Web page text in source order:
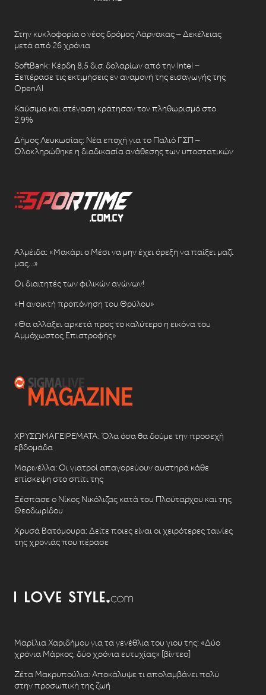
Στην κυκλοφορία ο νέος δρόμος Λάρνακας – Δεκέλειας
μετά από 26 χρόνια
SoftBank: Κέρδη 8,5 δισ. δολαρίων από την Intel –
Ξεπέρασε τις εκτιμήσεις εν αναμονή της εισαγωγής της
OpenAI
Καύσιμα και στέγαση κράτησαν τον πληθωρισμό στο
2,9%
Δήμος Λευκωσίας: Νέα εποχή για το Παλιό ΓΣΠ –
Ολοκληρώθηκε η διαδικασία ανάθεσης των υποστατικών
Αλμέιδα: «Μακάρι ο Μέσι να μην έχει όρεξη να παίξει μαζί
μας…»
Οι διαιτητές των φιλικών αγώνων!
«Η ανοικτή προπόνηση του Θρύλου»
«Θα αλλάξει αρκετά προς το καλύτερο η εικόνα του
Αμμόχωστος Επιστροφής»
ΧΡΥΣΩΜΑΓΕΙΡΕΜΑΤΑ: Όλα όσα θα δούμε την προσεχή
εβδομάδα
Μαρινέλλα: Οι γιατροί απαγορεύουν αυστηρά κάθε
επίσκεψη στο σπίτι της
Ξέσπασε ο Νίκος Νικόλιζας κατά του Πλούταρχου και της
Θεοδωρίδου
Χρυσά Βατόμουρα: Δείτε ποιες είναι οι χειρότερες ταινίες
της χρονιάς που πέρασε
Μαρίλια Χαριδήμου για τα γενέθλια του γιου της: «Δύο
χρόνια Μάρκος, δύο χρόνια ευτυχίας» [βίντεο]
Ζέτα Μακρυπούλια: Αποκάλυψε τι απολαμβάνει πολύ
στην προσωπική της ζωή